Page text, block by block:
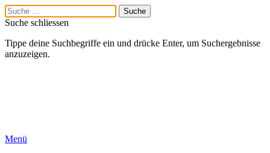
Suche schliessen
Tippe deine Suchbegriffe ein und drücke Enter, um Suchergebnisse
anzuzeigen.
Menü